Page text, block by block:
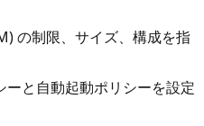
の制限、サイズ、構成を指
ーと自動起動ポリシーを設定